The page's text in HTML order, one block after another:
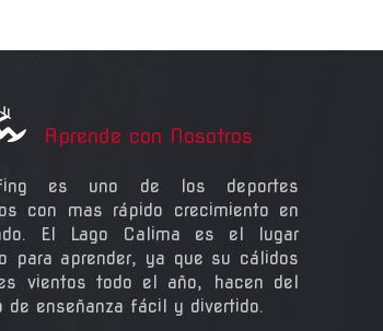
Aprende con Nosotros
es uno de los deportes
con mas rápido crecimiento en
El Lago Calima es el lugar
para aprender, ya que su cálidos
vientos todo el año, hacen del
de enseñanza fácil y divertido.